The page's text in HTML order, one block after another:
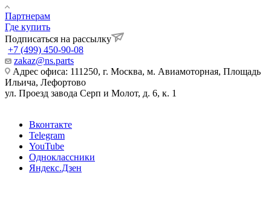
Партнерам
Где купить
Подписаться на рассылку
+7 (499) 450-90-08
zakaz@ns.parts
Адрес офиса: 111250, г. Москва, м. Авиамоторная, Площадь
Ильича, Лефортово
ул. Проезд завода Серп и Молот, д. 6, к. 1
Вконтакте
Telegram
YouTube
Одноклассники
Яндекс.Дзен